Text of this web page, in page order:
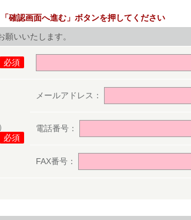
確認画面へ進む」ボタンを押してください
いいたします。
必須
必須
メールアドレス：
電話番号：
FAX番号：